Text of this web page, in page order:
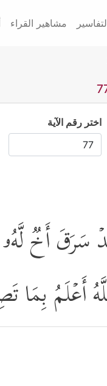
مشاهير القراء
اختر رقم الآية
سَرَقَ أَخࣱ
أَعۡلَمُ بِمَا